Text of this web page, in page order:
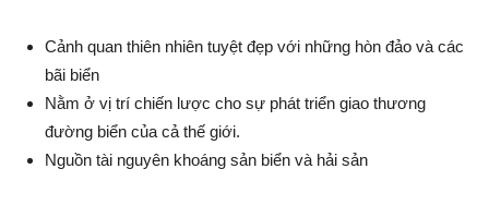
Cảnh quan thiên nhiên tuyệt đẹp với những hòn đảo và các
bãi biển
Nằm ở vị trí chiến lược cho sự phát triển giao thương
đường biển của cả thế giới.
Nguồn tài nguyên khoáng sản biển và hải sản